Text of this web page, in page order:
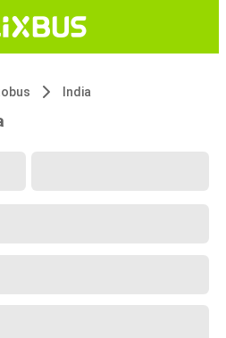
India